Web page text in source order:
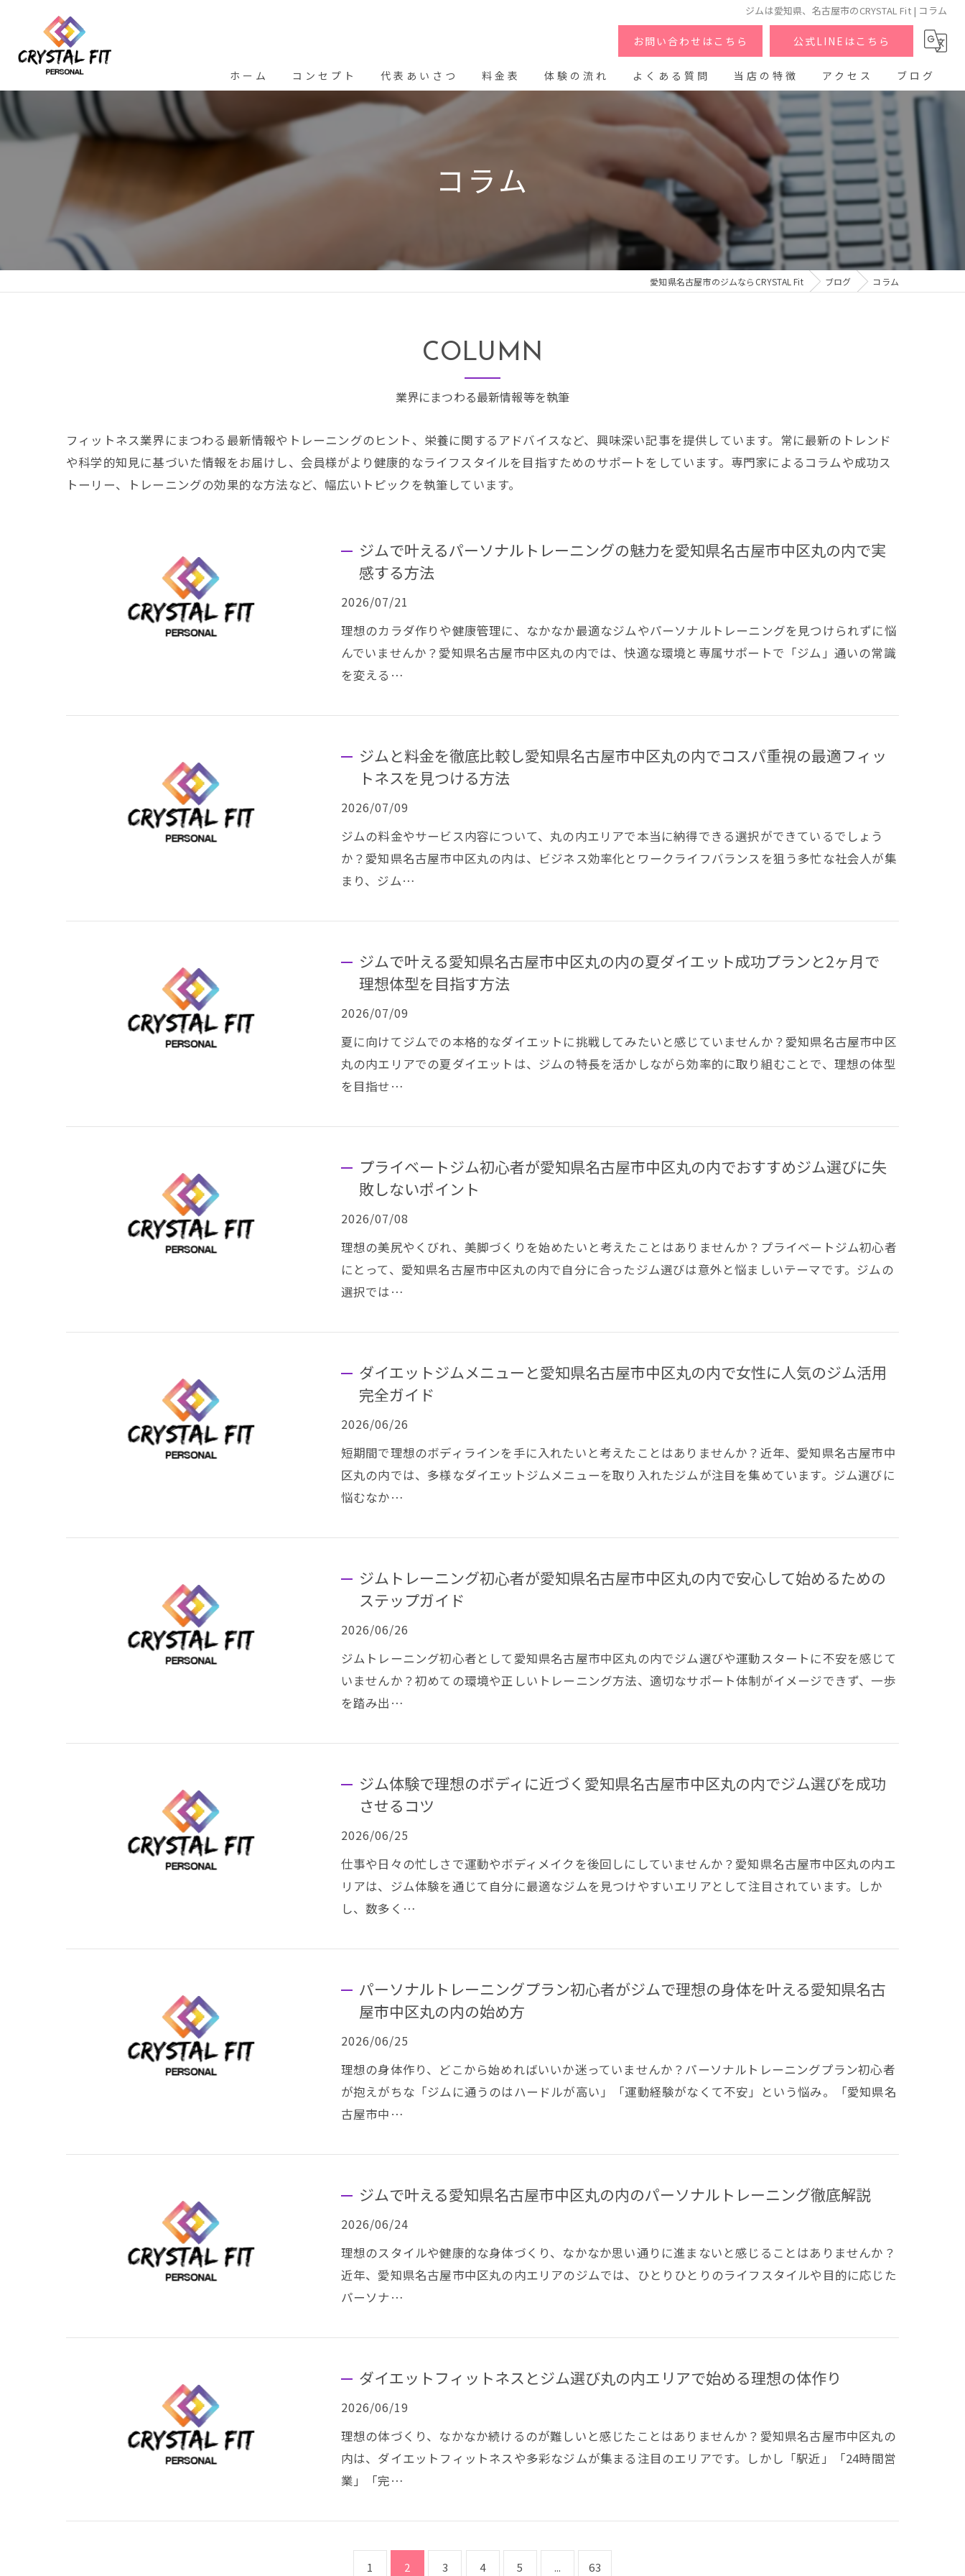
ジムは愛知県、名古屋市のCRYSTAL Fit | コラム
お問い合わせはこちら 公式LINEはこちら
ホーム コンセプト 代表あいさつ 料金表 体験の流れ よくある質問 当店の特徴
パーソナル
筋トレ
ダイエット
ヒップアップ
脚痩せ
アクセス ブログ
コラム
愛知県名古屋市のジムならCRYSTAL Fit ブログ コラム
COLUMN
業界にまつわる最新情報等を執筆
フィットネス業界にまつわる最新情報やトレーニングのヒント、栄養に関するアドバイスなど、興味深い記事を提供しています。常に最新のトレンド
や科学的知見に基づいた情報をお届けし、会員様がより健康的なライフスタイルを目指すためのサポートをしています。専門家によるコラムや成功ス
トーリー、トレーニングの効果的な方法など、幅広いトピックを執筆しています。
ジムで叶えるパーソナルトレーニングの魅力を愛知県名古屋市中区丸の内で実
感する方法
2026/07/21
理想のカラダ作りや健康管理に、なかなか最適なジムやパーソナルトレーニングを見つけられずに悩
んでいませんか？愛知県名古屋市中区丸の内では、快適な環境と専属サポートで「ジム」通いの常識
を変える…
ジムと料金を徹底比較し愛知県名古屋市中区丸の内でコスパ重視の最適フィッ
トネスを見つける方法
2026/07/09
ジムの料金やサービス内容について、丸の内エリアで本当に納得できる選択ができているでしょう
か？愛知県名古屋市中区丸の内は、ビジネス効率化とワークライフバランスを狙う多忙な社会人が集
まり、ジム…
ジムで叶える愛知県名古屋市中区丸の内の夏ダイエット成功プランと2ヶ月で
理想体型を目指す方法
2026/07/09
夏に向けてジムでの本格的なダイエットに挑戦してみたいと感じていませんか？愛知県名古屋市中区
丸の内エリアでの夏ダイエットは、ジムの特長を活かしながら効率的に取り組むことで、理想の体型
を目指せ…
プライベートジム初心者が愛知県名古屋市中区丸の内でおすすめジム選びに失
敗しないポイント
2026/07/08
理想の美尻やくびれ、美脚づくりを始めたいと考えたことはありませんか？プライベートジム初心者
にとって、愛知県名古屋市中区丸の内で自分に合ったジム選びは意外と悩ましいテーマです。ジムの
選択では…
ダイエットジムメニューと愛知県名古屋市中区丸の内で女性に人気のジム活用
完全ガイド
2026/06/26
短期間で理想のボディラインを手に入れたいと考えたことはありませんか？近年、愛知県名古屋市中
区丸の内では、多様なダイエットジムメニューを取り入れたジムが注目を集めています。ジム選びに
悩むなか…
ジムトレーニング初心者が愛知県名古屋市中区丸の内で安心して始めるための
ステップガイド
2026/06/26
ジムトレーニング初心者として愛知県名古屋市中区丸の内でジム選びや運動スタートに不安を感じて
いませんか？初めての環境や正しいトレーニング方法、適切なサポート体制がイメージできず、一歩
を踏み出…
ジム体験で理想のボディに近づく愛知県名古屋市中区丸の内でジム選びを成功
させるコツ
2026/06/25
仕事や日々の忙しさで運動やボディメイクを後回しにしていませんか？愛知県名古屋市中区丸の内エ
リアは、ジム体験を通じて自分に最適なジムを見つけやすいエリアとして注目されています。しか
し、数多く…
パーソナルトレーニングプラン初心者がジムで理想の身体を叶える愛知県名古
屋市中区丸の内の始め方
2026/06/25
理想の身体作り、どこから始めればいいか迷っていませんか？パーソナルトレーニングプラン初心者
が抱えがちな「ジムに通うのはハードルが高い」「運動経験がなくて不安」という悩み。「愛知県名
古屋市中…
ジムで叶える愛知県名古屋市中区丸の内のパーソナルトレーニング徹底解説
2026/06/24
理想のスタイルや健康的な身体づくり、なかなか思い通りに進まないと感じることはありませんか？
近年、愛知県名古屋市中区丸の内エリアのジムでは、ひとりひとりのライフスタイルや目的に応じた
パーソナ…
ダイエットフィットネスとジム選び丸の内エリアで始める理想の体作り
2026/06/19
理想の体づくり、なかなか続けるのが難しいと感じたことはありませんか？愛知県名古屋市中区丸の
内は、ダイエットフィットネスや多彩なジムが集まる注目のエリアです。しかし「駅近」「24時間営
業」「完…
1 2 3 4 5 ... 63